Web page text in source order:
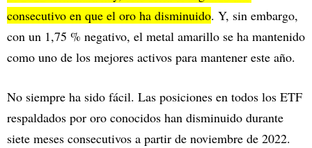
consecutivo en que el oro ha disminuido. Y, sin embargo,
con un 1,75 % negativo, el metal amarillo se ha mantenido
como uno de los mejores activos para mantener este año.
No siempre ha sido fácil. Las posiciones en todos los ETF
respaldados por oro conocidos han disminuido durante
siete meses consecutivos a partir de noviembre de 2022.